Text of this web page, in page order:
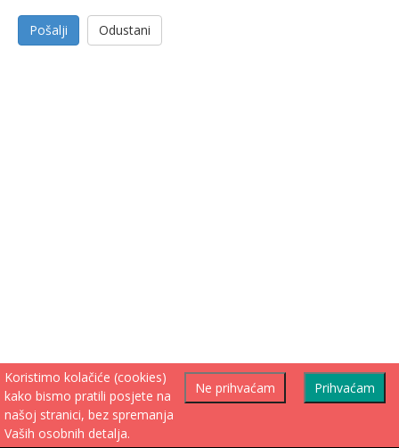
Pošalji Odustani
Prihvaćam
Ne prihvaćam
Koristimo kolačiće (cookies)
kako bismo pratili posjete na
našoj stranici, bez spremanja
Vaših osobnih detalja.